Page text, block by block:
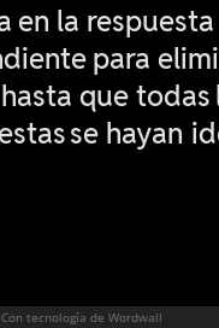
Con tecnología de Wordwall